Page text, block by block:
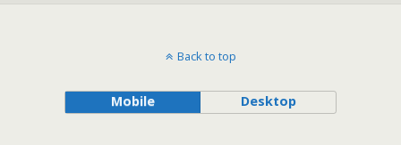
Back to top
Mobile Desktop